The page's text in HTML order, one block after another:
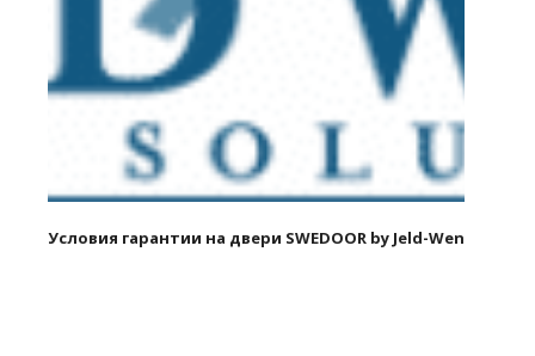
Условия гарантии на двери SWEDOOR by Jeld-Wen